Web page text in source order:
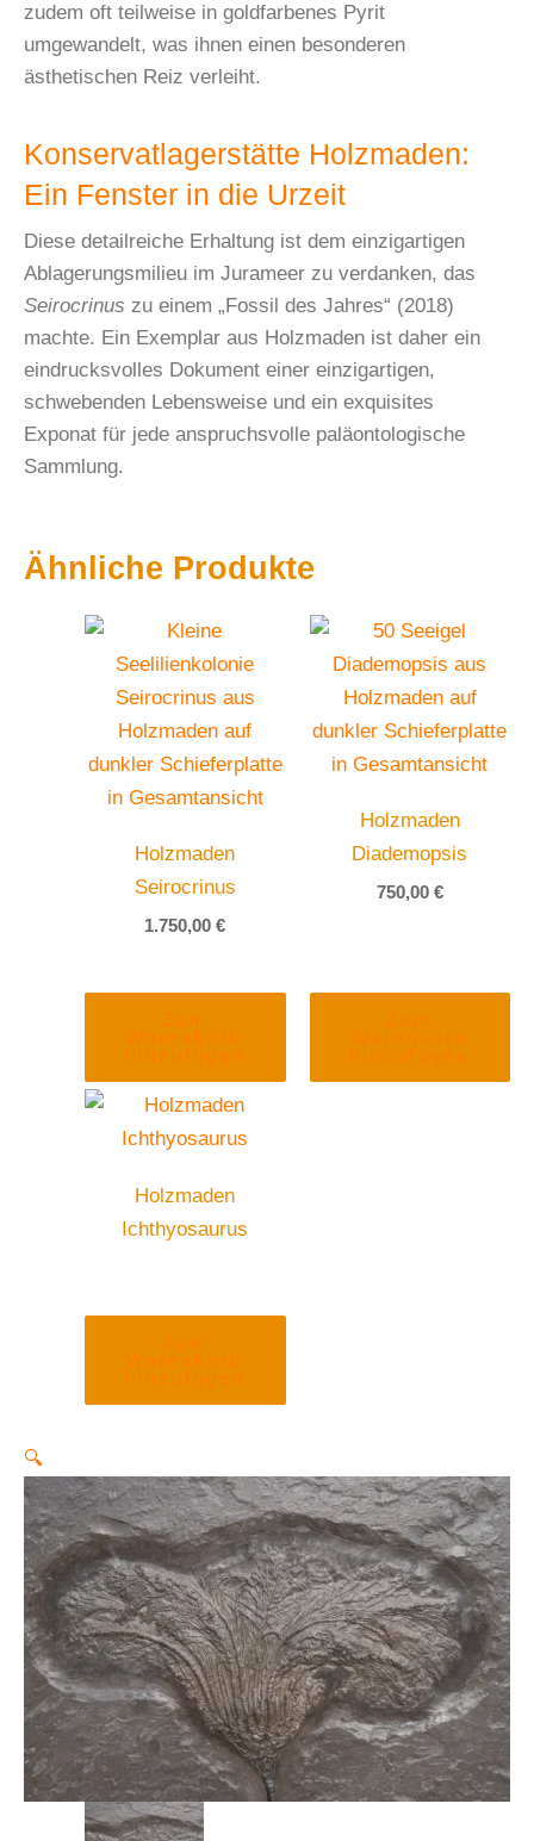
zudem oft teilweise in goldfarbenes Pyrit
umgewandelt, was ihnen einen besonderen
ästhetischen Reiz verleiht.
Konservatlagerstätte Holzmaden:
Ein Fenster in die Urzeit
Diese detailreiche Erhaltung ist dem einzigartigen
Ablagerungsmilieu im Jurameer zu verdanken, das
Seirocrinus zu einem „Fossil des Jahres“ (2018)
machte. Ein Exemplar aus Holzmaden ist daher ein
eindrucksvolles Dokument einer einzigartigen,
schwebenden Lebensweise und ein exquisites
Exponat für jede anspruchsvolle paläontologische
Sammlung.
Ähnliche Produkte
Holzmaden
Seirocrinus
1.750,00€
Holzmaden
Diademopsis
750,00 €
Holzmaden
Ichthyosaurus
🔍